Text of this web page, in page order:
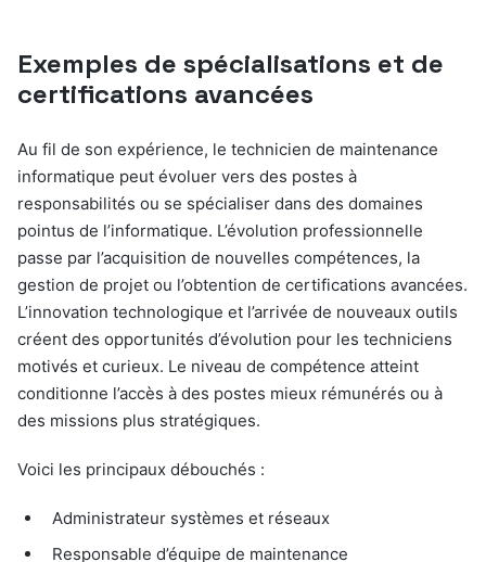
Exemples de spécialisations et de
certifications avancées
Au fil de son expérience, le technicien de maintenance
informatique peut évoluer vers des postes à
responsabilités ou se spécialiser dans des domaines
pointus de l’informatique. L’évolution professionnelle
passe par l’acquisition de nouvelles compétences, la
gestion de projet ou l’obtention de certifications avancées.
L’innovation technologique et l’arrivée de nouveaux outils
créent des opportunités d’évolution pour les techniciens
motivés et curieux. Le niveau de compétence atteint
conditionne l’accès à des postes mieux rémunérés ou à
des missions plus stratégiques.
Voici les principaux débouchés :
Administrateur systèmes et réseaux
Responsable d’équipe de maintenance